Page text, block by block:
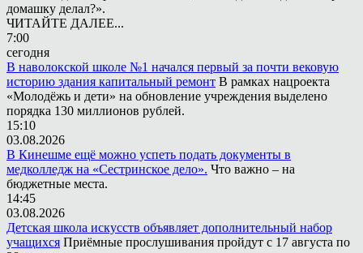
домашку делал?».
ЧИТАЙТЕ ДАЛЕЕ...
7:00
сегодня
В наволокской школе №1 начался первый за почти вековую
историю здания капитальный ремонт В рамках нацроекта
«Молодёжь и дети» на обновление учреждения выделено
порядка 130 миллионов рублей.
15:10
03.08.2026
В Кинешме ещё можно успеть подать документы в
медколледж на «Сестринское дело». Что важно – на
бюджетные места.
14:45
03.08.2026
Детская школа искусств объявляет дополнительный набор
учащихся Приёмные прослушивания пройдут с 17 августа по